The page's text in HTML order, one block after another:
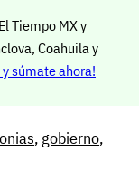
Tiempo MX y
Coahuila y
y súmate ahora!
, gobierno,